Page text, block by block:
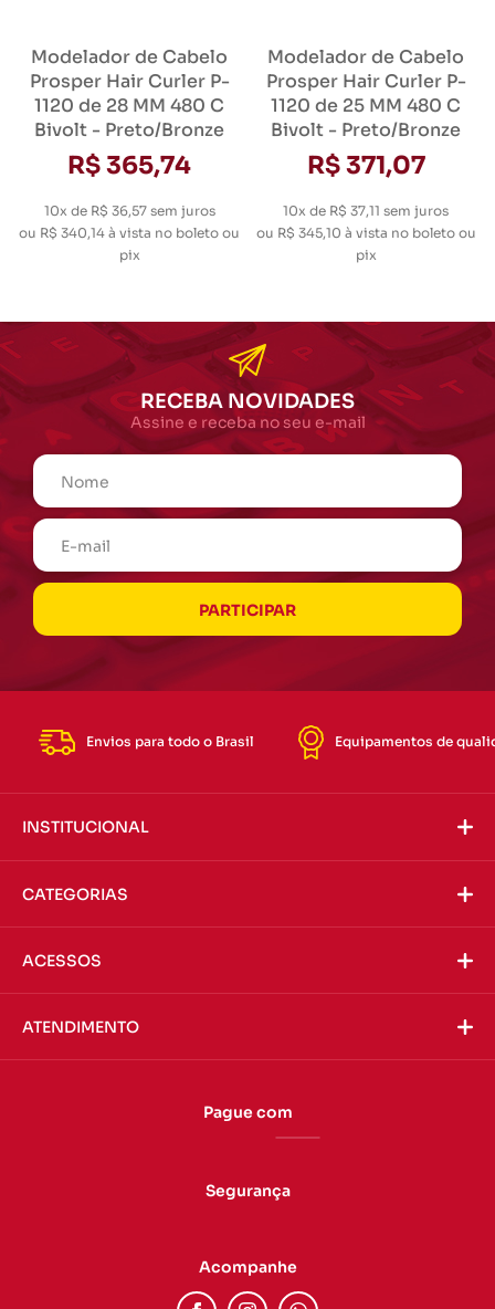
Modelador de Cabelo
Prosper Hair Curler P-
1120 de 28 MM 480 C
Bivolt - Preto/Bronze
R$ 365,74
10x de R$ 36,57 sem juros
ou R$ 340,14 à vista no boleto ou
pix
Modelador de Cabelo
Prosper Hair Curler P-
1120 de 25 MM 480 C
Bivolt - Preto/Bronze
R$ 371,07
10x de R$ 37,11 sem juros
ou R$ 345,10 à vista no boleto ou
pix
RECEBA NOVIDADES
Assine e receba no seu e-mail
Envios para todo o Brasil Equipamentos de
INSTITUCIONAL
CATEGORIAS
ACESSOS
ATENDIMENTO
Pague com
Segurança
Acompanhe